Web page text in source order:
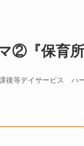
②『保育
後等デイサービス ハ